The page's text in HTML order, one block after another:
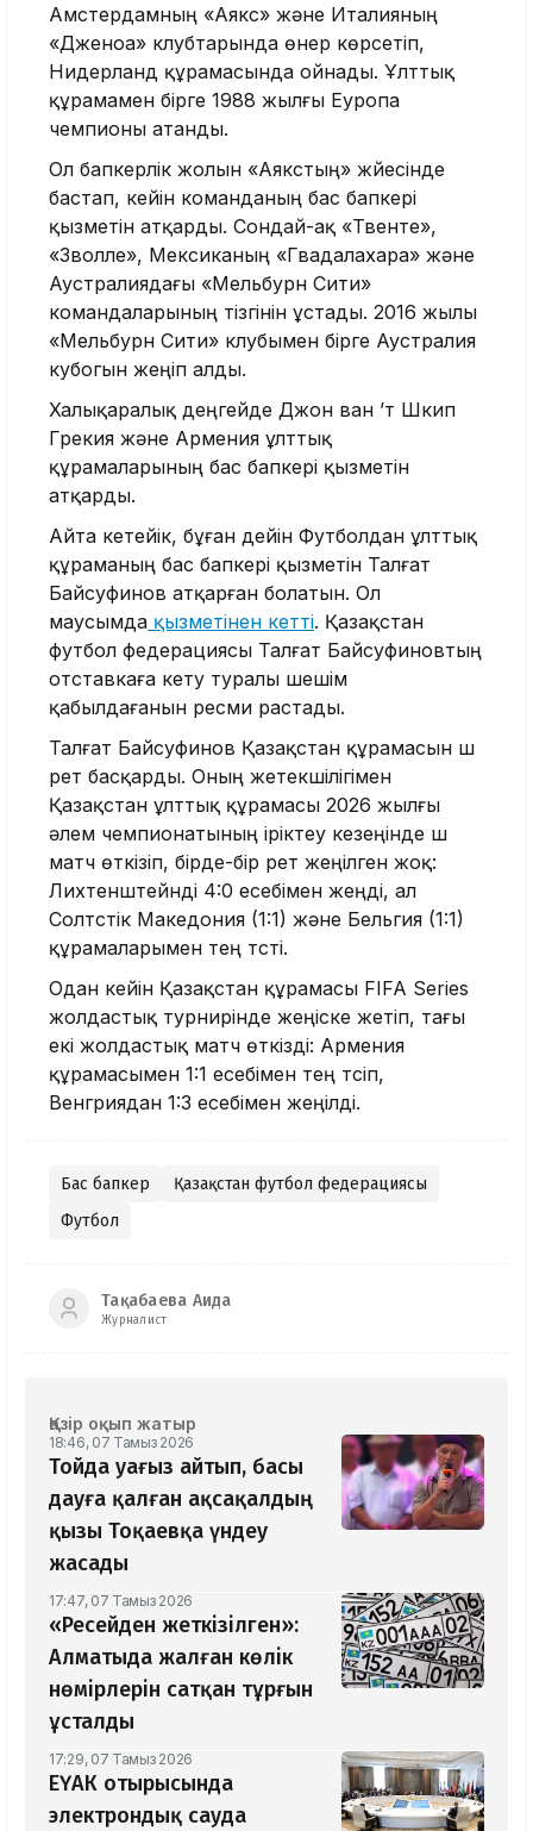
Амстердамның «Аякс» және Италияның
«Дженоа» клубтарында өнер көрсетіп,
Нидерланд құрамасында ойнады. Ұлттық
құрамамен бірге 1988 жылғы Еуропа
чемпионы атанды.
Ол бапкерлік жолын «Аякстың» жүйесінде
бастап, кейін команданың бас бапкері
қызметін атқарды. Сондай-ақ «Твенте»,
«Зволле», Мексиканың «Гвадалахара» және
Аустралиядағы «Мельбурн Сити»
командаларының тізгінін ұстады. 2016 жылы
«Мельбурн Сити» клубымен бірге Аустралия
кубогын жеңіп алды.
Халықаралық деңгейде Джон ван ’т Шкип
Грекия және Армения ұлттық
құрамаларының бас бапкері қызметін
атқарды.
Айта кетейік, бұған дейін Футболдан ұлттық
құраманың бас бапкері қызметін Талғат
Байсуфинов атқарған болатын. Ол
маусымда қызметінен кетті. Қазақстан
футбол федерациясы Талғат Байсуфиновтың
отставкаға кету туралы шешім
қабылдағанын ресми растады.
Талғат Байсуфинов Қазақстан құрамасын үш
рет басқарды. Оның жетекшілігімен
Қазақстан ұлттық құрамасы 2026 жылғы
әлем чемпионатының іріктеу кезеңінде үш
матч өткізіп, бірде-бір рет жеңілген жоқ:
Лихтенштейнді 4:0 есебімен жеңді, ал
Солтүстік Македония (1:1) және Бельгия (1:1)
құрамаларымен тең түсті.
Одан кейін Қазақстан құрамасы FIFA Series
жолдастық турнирінде жеңіске жетіп, тағы
екі жолдастық матч өткізді: Армения
құрамасымен 1:1 есебімен тең түсіп,
Венгриядан 1:3 есебімен жеңілді.
Бас бапкер
Қазақстан футбол федерациясы
Футбол
Тақабаева Аида
Журналист
Қазір оқып жатыр
18:46, 07 Тамыз 2026
Тойда уағыз айтып, басы
дауға қалған ақсақалдың
қызы Тоқаевқа үндеу
жасады
17:47, 07 Тамыз 2026
«Ресейден жеткізілген»:
Алматыда жалған көлік
нөмірлерін сатқан тұрғын
ұсталды
17:29, 07 Тамыз 2026
ЕҮАК отырысында
электрондық сауда